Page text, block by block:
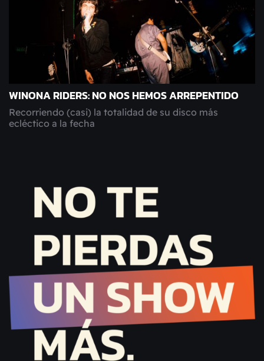
WINONA RIDERS: NO NOS HEMOS ARREPENTIDO
Recorriendo (casi) la totalidad de su disco más
ecléctico a la fecha